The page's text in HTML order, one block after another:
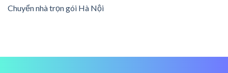
Chuyển nhà trọn gói Hà Nội